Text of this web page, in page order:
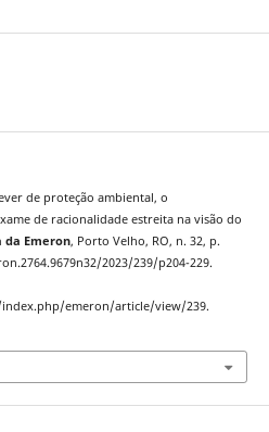
de proteção ambiental, o
de racionalidade estreita na visão do
da Emeron, Porto Velho, RO, n. 32, p.
2023/239/p204-229.
emeron/article/view/239.